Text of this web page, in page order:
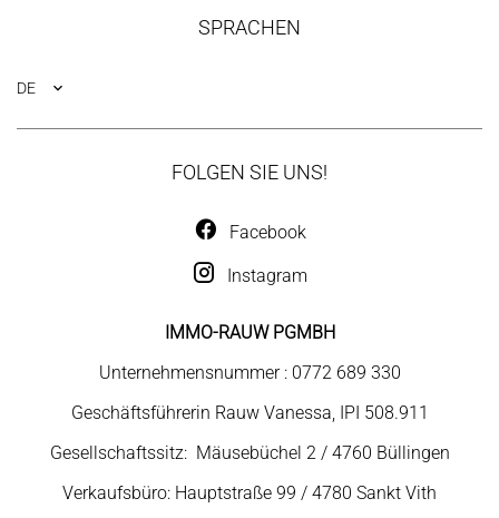
SPRACHEN
DE
FOLGEN SIE UNS!
Facebook
Instagram
IMMO-RAUW PGMBH
Unternehmensnummer : 0772 689 330
Geschäftsführerin Rauw Vanessa, IPI 508.911
Gesellschaftssitz: Mäusebüchel 2 / 4760 Büllingen
Verkaufsbüro: Hauptstraße 99 / 4780 Sankt Vith